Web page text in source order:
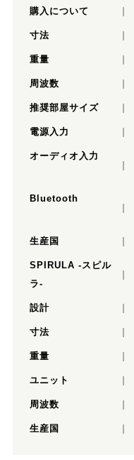
購入について
寸法
重量
周波数
推奨部屋サイズ
電源入力
オーディオ入力
Bluetooth
生産国
SPIRULA -スピル
ラ-
設計
寸法
重量
ユニット
周波数
生産国